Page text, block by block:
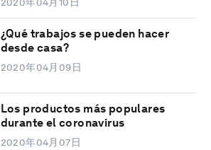
¿Qué trabajos se pueden hacer
desde casa?
2020年04月09日
Los productos más populares
durante el coronavirus
2020年04月07日